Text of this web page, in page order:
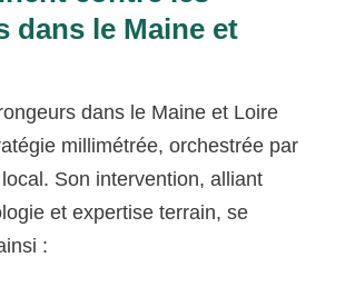
dans le Maine et
dans le Maine et Loire
millimétrée, orchestrée par
Son intervention, alliant
et expertise terrain, se
: